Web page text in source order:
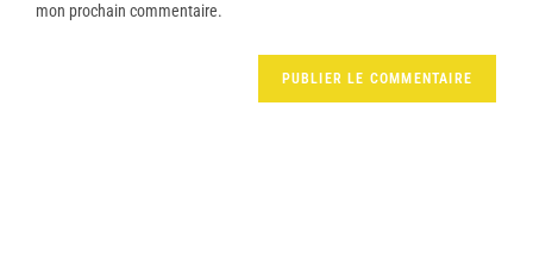
mon prochain commentaire.